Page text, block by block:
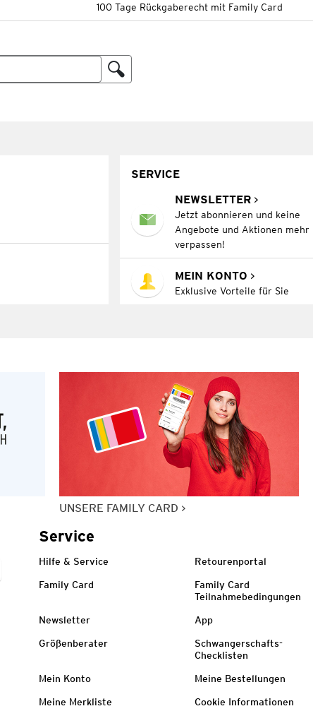
100 Tage Rückgaberecht mit Family Card
SERVICE
NEWSLETTER
Jetzt abonnieren und keine
Angebote und Aktionen mehr
verpassen!
MEIN KONTO
Exklusive Vorteile für Sie
UNSERE FAMILY CARD
Service
Hilfe & Service Retourenportal
Family Card
Family Card
Teilnahmebedingungen
Newsletter App
Größenberater
Schwangerschafts-
Checklisten
Mein Konto Meine Bestellungen
Meine Merkliste Cookie Informationen